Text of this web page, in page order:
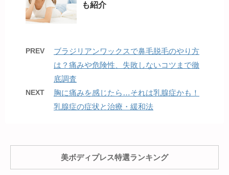
も紹介
PREV
ブラジリアンワックスで鼻毛脱毛のやり方
は？痛みや危険性、失敗しないコツまで徹
底調査
NEXT
胸に痛みを感じたら…それは乳腺症かも！
乳腺症の症状と治療・緩和法
美ボディプレス特選ランキング